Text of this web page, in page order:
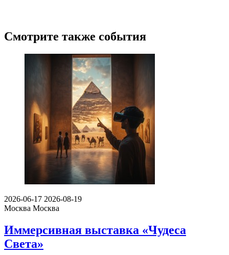
Смотрите также события
2026-06-17 2026-08-19
Москва Москва
Иммерсивная выставка «Чудеса
Света»